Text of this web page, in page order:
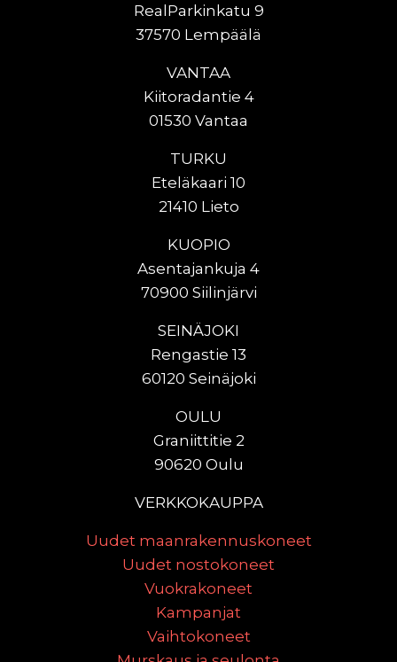
RealParkinkatu 9
37570 Lempäälä
VANTAA
Kiitoradantie 4
01530 Vantaa
TURKU
Eteläkaari 10
21410 Lieto
KUOPIO
Asentajankuja 4
70900 Siilinjärvi
SEINÄJOKI
Rengastie 13
60120 Seinäjoki
OULU
Graniittitie 2
90620 Oulu
VERKKOKAUPPA
Uudet maanrakennuskoneet
Uudet nostokoneet
Vuokrakoneet
Kampanjat
Vaihtokoneet